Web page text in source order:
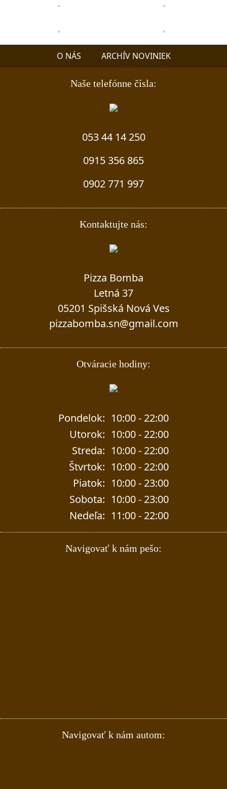
O NÁS ARCHÍV NOVINIEK
Naše telefónne čísla:
053 44 14 250
0915 356 865
0902 771 997
Kontaktujte nás:
Pizza Bomba
Letná 37
05201 Spišská Nová Ves
pizzabomba.sn@gmail.com
Otváracie hodiny:
Pondelok: 10:00 - 22:00
Utorok: 10:00 - 22:00
Streda: 10:00 - 22:00
Štvrtok: 10:00 - 22:00
Piatok: 10:00 - 23:00
Sobota: 10:00 - 23:00
Nedeľa: 11:00 - 22:00
Navigovať k nám pešo:
Navigovať k nám autom: